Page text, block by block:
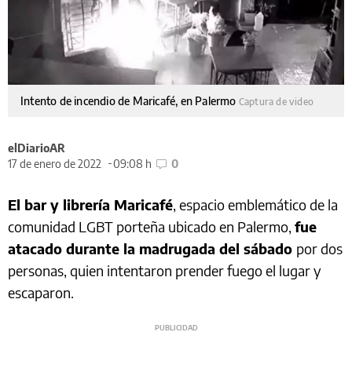
Intento de incendio de Maricafé, en Palermo Captura de video
elDiarioAR
17 de enero de 2022
09:08 h 0
El bar y librería Maricafé, espacio emblemático de la
comunidad LGBT porteña ubicado en Palermo, fue
atacado durante la madrugada del sábado por dos
personas, quien intentaron prender fuego el lugar y
escaparon.